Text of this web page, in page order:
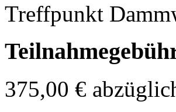
Treffpunkt
375,00 €